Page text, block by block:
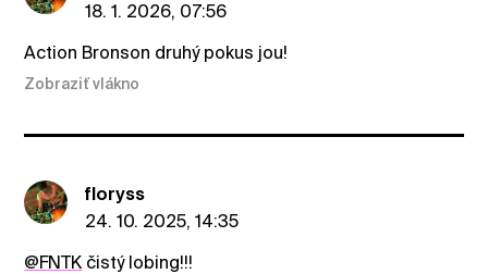
18. 1. 2026, 07:56
Action Bronson druhý pokus jou!
Zobraziť vlákno
floryss
24. 10. 2025, 14:35
@FNTK čistý lobing!!!